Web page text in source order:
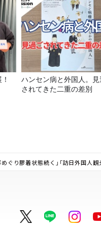
ハンセン病と外国人。見
されてきた二重の差別
ぐり膠着状態続く」「訪日外国